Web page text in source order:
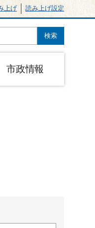
上げ 読み上げ設定
市政情報